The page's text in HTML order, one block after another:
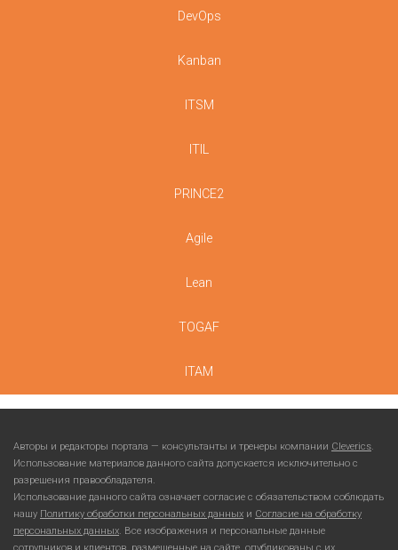
DevOps
Kanban
ITSM
ITIL
PRINCE2
Agile
Lean
TOGAF
ITAM
Авторы и редакторы портала — консультанты и тренеры компании Cleverics.
Использование материалов данного сайта допускается исключительно с
разрешения правообладателя.
Использование данного сайта означает согласие с обязательством соблюдать
нашу Политику обработки персональных данных и Согласие на обработку
персональных данных. Все изображения и персональные данные
сотрудников и клиентов, размещенные на сайте, опубликованы с их